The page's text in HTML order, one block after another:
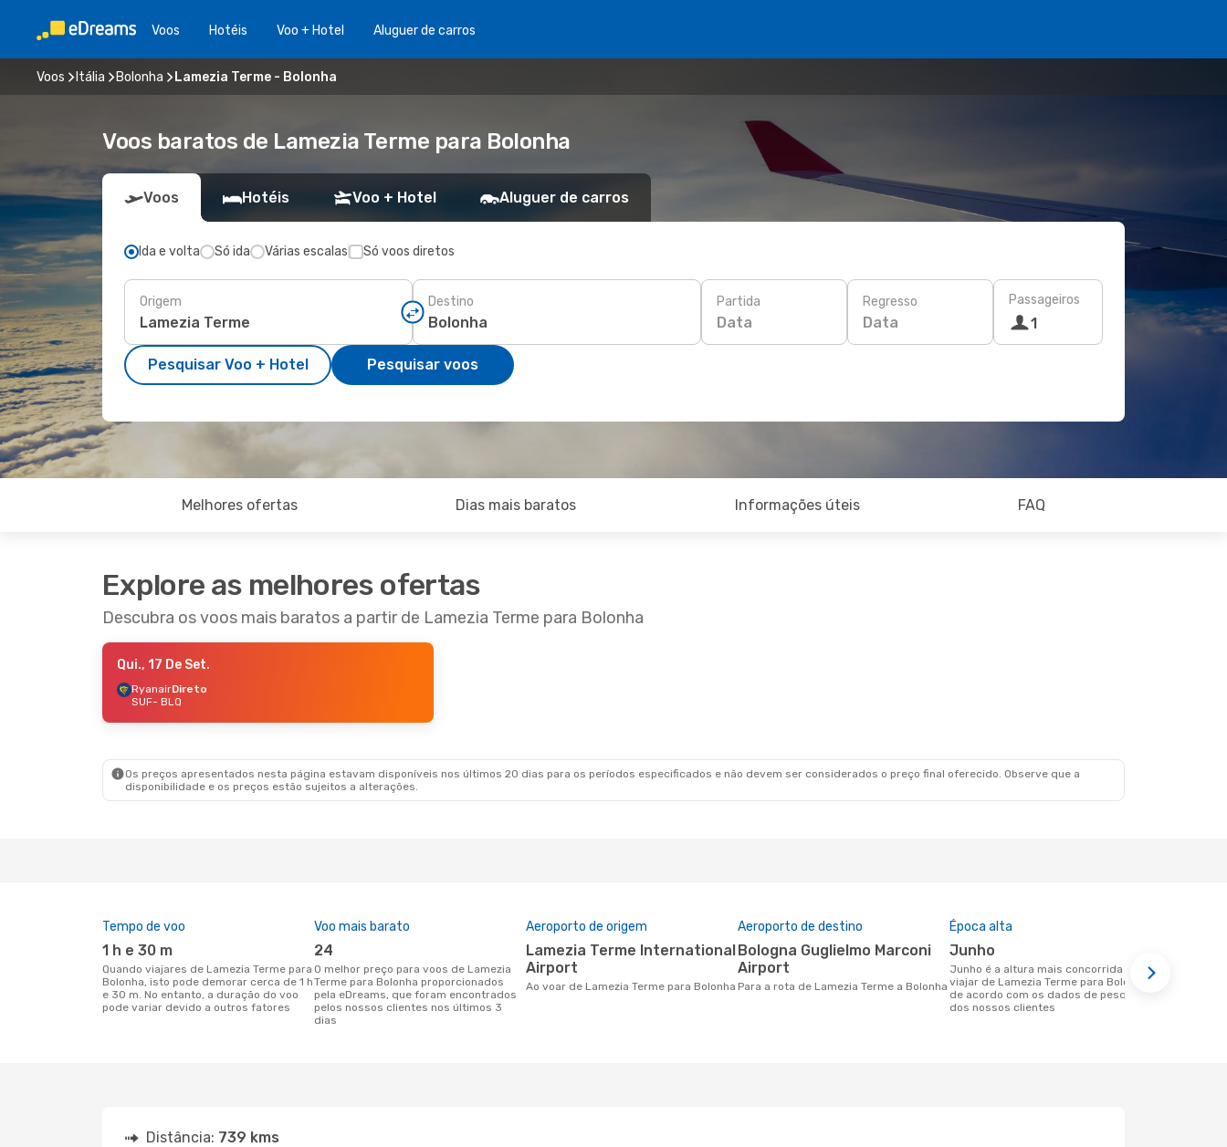
Voos Hotéis Voo + Hotel Aluguer de carros
Voos Itália Bolonha Lamezia Terme - Bolonha
Voos baratos de Lamezia Terme para Bolonha
Voos Hotéis Voo + Hotel Aluguer de carros
Ida e volta Só ida Várias escalas Só voos diretos
Origem Destino Partida
Data
Regresso
Data
Passageiros
1
Pesquisar Voo + Hotel Pesquisar voos
Melhores ofertas Dias mais baratos Informações úteis FAQ
Explore as melhores ofertas
Descubra os voos mais baratos a partir de Lamezia Terme para Bolonha
Qui., 17 De Set.
RyanairDireto
SUF- BLQ
Os preços apresentados nesta página estavam disponíveis nos últimos 20 dias para os períodos especificados e não devem ser considerados o preço final oferecido. Observe que a
disponibilidade e os preços estão sujeitos a alterações.
Tempo de voo
1 h e 30 m
Quando viajares de Lamezia Terme para
Bolonha, isto pode demorar cerca de 1 h
e 30 m. No entanto, a duração do voo
pode variar devido a outros fatores
Voo mais barato
24
O melhor preço para voos de Lamezia
Terme para Bolonha proporcionados
pela eDreams, que foram encontrados
pelos nossos clientes nos últimos 3
dias
Aeroporto de origem
Lamezia Terme International
Airport
Ao voar de Lamezia Terme para Bolonha
Aeroporto de destino
Bologna Guglielmo Marconi
Airport
Para a rota de Lamezia Terme a Bolonha
Época alta
junho
junho é a altura mais concorrida para
viajar de Lamezia Terme para Bolonha
de acordo com os dados de pesquisa
dos nossos clientes
Distância: 739 kms